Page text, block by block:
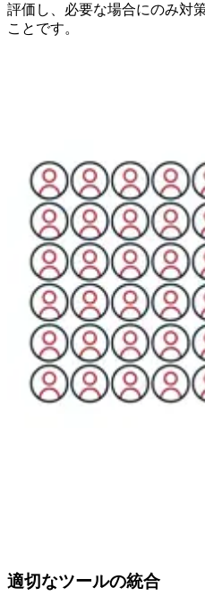
評価し、必要な場合にのみ対
ことです。
適切なツールの統合